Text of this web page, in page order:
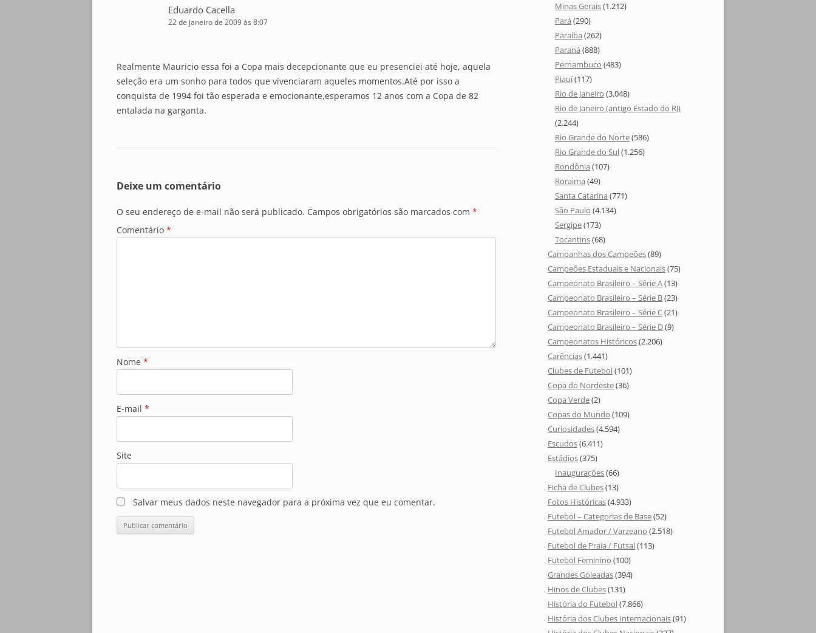
Eduardo Cacella
22 de janeiro de 2009 às 8:07
Realmente Mauricio essa foi a Copa mais decepcionante que eu presenciei até hoje, aquela
seleção era um sonho para todos que vivenciaram aqueles momentos.Até por isso a
conquista de 1994 foi tão esperada e emocionante,esperamos 12 anos com a Copa de 82
entalada na garganta.
Deixe um comentário
O seu endereço de e-mail não será publicado. Campos obrigatórios são marcados com *
Comentário *
Nome *
E-mail *
Site
Salvar meus dados neste navegador para a próxima vez que eu comentar.
Minas Gerais(1.212)
Pará (290)
Paraíba (262)
Paraná (888)
Pernambuco (483)
Piauí(117)
Rio de Janeiro (3.048)
Rio de Janeiro (antigo Estado do RJ)
(2.244)
Rio Grande do Norte(586)
Rio Grande do Sul(1.256)
Rondônia (107)
Roraima (49)
Santa Catarina (771)
São Paulo (4.134)
Sergipe(173)
Tocantins(68)
Campanhas dos Campeões(89)
Campeões Estaduais e Nacionais(75)
Campeonato Brasileiro – Série A(13)
Campeonato Brasileiro – Série B(23)
Campeonato Brasileiro – Série C(21)
Campeonato Brasileiro – Série D(9)
Campeonatos Históricos(2.206)
Carências(1.441)
Clubes de Futebol(101)
Copa do Nordeste(36)
Copa Verde(2)
Copas do Mundo (109)
Curiosidades(4.594)
Escudos(6.411)
Estádios(375)
Inaugurações(66)
Ficha de Clubes(13)
Fotos Históricas(4.933)
Futebol – Categorias de Base(52)
Futebol Amador / Varzeano (2.518)
Futebol de Praia / Futsal(113)
Futebol Feminino (100)
Grandes Goleadas(394)
Hinos de Clubes(131)
História do Futebol(7.866)
História dos Clubes Internacionais(91)